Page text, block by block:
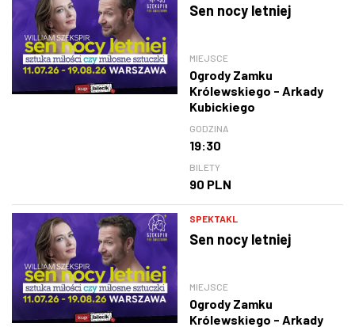
Sen nocy letniej
MIEJSCE
Ogrody Zamku
Królewskiego - Arkady
Kubickiego
GODZINA
19:30
BILETY
90 PLN
SPEKTAKL
Sen nocy letniej
MIEJSCE
Ogrody Zamku
Królewskiego - Arkady